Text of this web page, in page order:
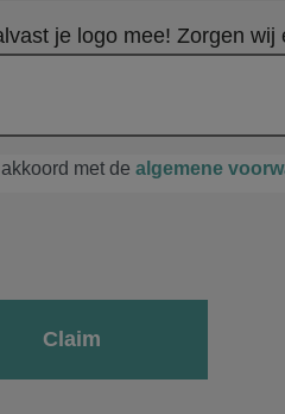
je logo mee! Zorgen
akkoord met de algemene